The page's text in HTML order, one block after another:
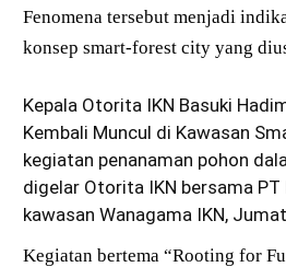
Fenomena tersebut menjadi
konsep smart-forest city yang
Kepala Otorita IKN Basuki
Kembali Muncul di Kawasan
kegiatan penanaman pohon
digelar Otorita IKN bersama
kawasan Wanagama IKN,
Kegiatan bertema “Rooting for